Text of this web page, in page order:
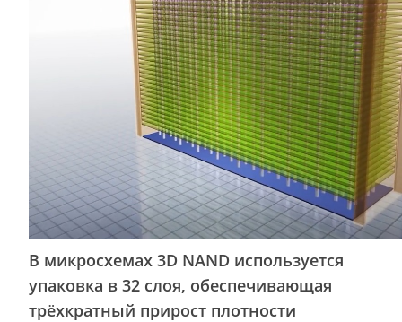
В микросхемах 3D NAND используется
упаковка в 32 слоя, обеспечивающая
трёхкратный прирост плотности